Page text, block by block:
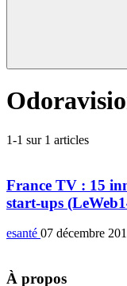
1-1 sur 1 articles
France TV : 15
start-ups
esanté 07 décembre
À propos